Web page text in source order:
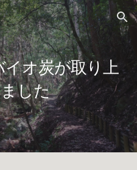
Skip to navigation
イオ炭が取り上
した